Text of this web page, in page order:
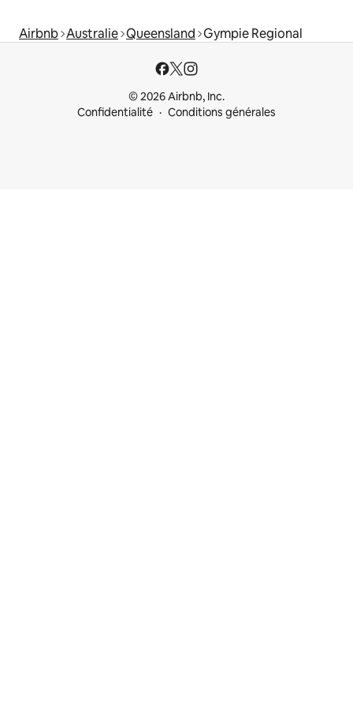
Airbnb Australie Queensland Gympie Regional
© 2026 Airbnb, Inc.
Confidentialité
Conditions générales